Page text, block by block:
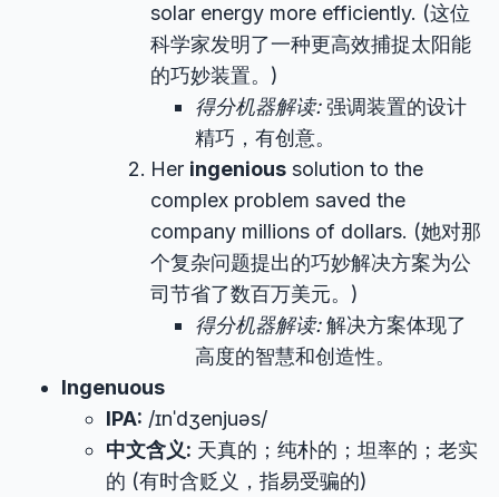
solar energy more efficiently. (这位
科学家发明了一种更高效捕捉太阳能
的巧妙装置。)
得分机器解读:强调装置的设计
精巧，有创意。
Her ingenious solution to the
complex problem saved the
company millions of dollars. (她对那
个复杂问题提出的巧妙解决方案为公
司节省了数百万美元。)
得分机器解读:解决方案体现了
高度的智慧和创造性。
Ingenuous
IPA: /ɪnˈdʒenjuəs/
中文含义: 天真的；纯朴的；坦率的；老实
的 (有时含贬义，指易受骗的)